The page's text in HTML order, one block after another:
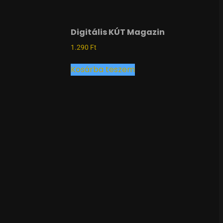
Digitális KÚT Magazin
1.290 Ft
Kosárba teszem